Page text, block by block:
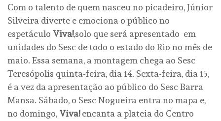
Com o talento de quem nasceu no picadeiro, Júnior
Silveira diverte e emociona o público no
espetáculo Viva!,solo que será apresentado em
unidades do Sesc de todo o estado do Rio no mês de
maio. Essa semana, a montagem chega ao Sesc
Teresópolis quinta-feira, dia 14. Sexta-feira, dia 15,
é a vez da apresentação ao público do Sesc Barra
Mansa. Sábado, o Sesc Nogueira entra no mapa e,
no domingo, Viva!encanta a plateia do Centro